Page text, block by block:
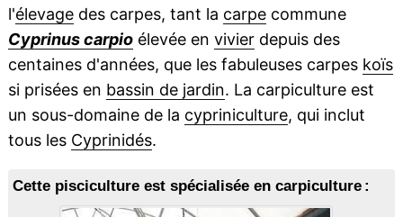
l'élevagedes carpes, tant la carpecommune
Cyprinus carpioélevée en vivierdepuis des
centaines d'années, que les fabuleuses carpes koïs
si prisées en bassin de jardin. La carpiculture est
un sous-domaine de la cypriniculture, qui inclut
tous les Cyprinidés.
Cette pisciculture est spécialisée en carpiculture :